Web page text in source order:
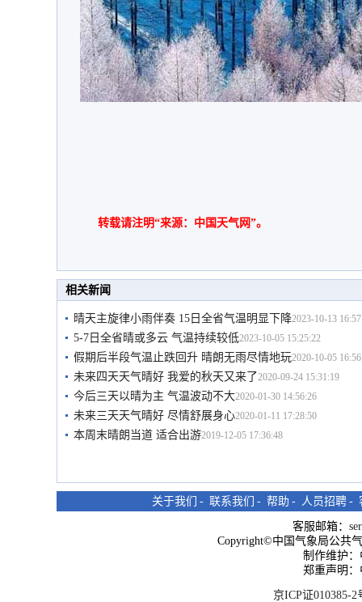
转载请注明“来源：中国天气网”。
相关新闻
晴天主旋律小雨伴奏 15日全省气温明显下降2023-10-13
5-7日全省晴或多云 气温持续较低2023-10-05 15:25:22
假期后半段气温止跌回升 晴朗无雨尽情地玩2020-10-05
未来四天天气晴好 我爱的秋天又来了2020-09-24 15:31:19
今后三天以晴为主 气温波动不大2020-01-30 14:56:26
未来三天天气晴好 尽情舒展身心2020-01-11 17:28:50
本周末晴朗当道 适合出游2019-12-05 17:36:48
关于我们 - 联系我们 - 帮助 - 人员招聘 -
客服邮箱：
Copyright©中国气象局公共
制作维护
郑重声明
京ICP证010385-2